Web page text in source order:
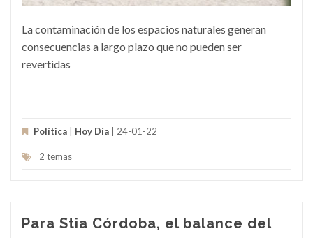
La contaminación de los espacios naturales generan
consecuencias a largo plazo que no pueden ser
revertidas
Política Hoy Día | 24-01-22
2 temas
Para Stia Córdoba, el balance del